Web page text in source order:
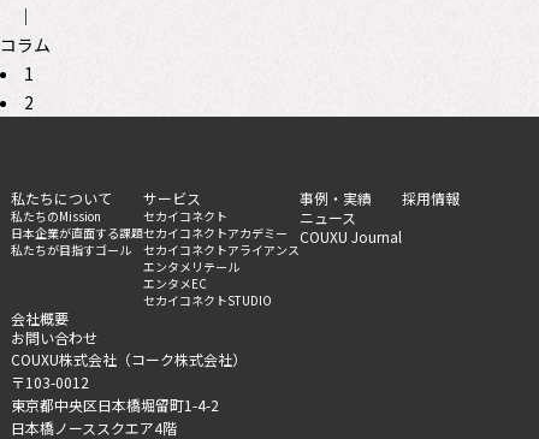
｜
コラム
1
2
COUXU株式会社（コーク株式会社）
〒103-0012
東京都中央区日本橋堀留町1-4-2
日本橋ノーススクエア4階
私たちについて
私たちのMission
日本企業が直面する課題
私たちが目指すゴール
サービス
セカイコネクト
セカイコネクトアカデミー
セカイコネクトアライアンス
エンタメリテール
エンタメEC
セカイコネクトSTUDIO
事例・実績
ニュース
COUXU Journal
採用情報
会社概要
お問い合わせ